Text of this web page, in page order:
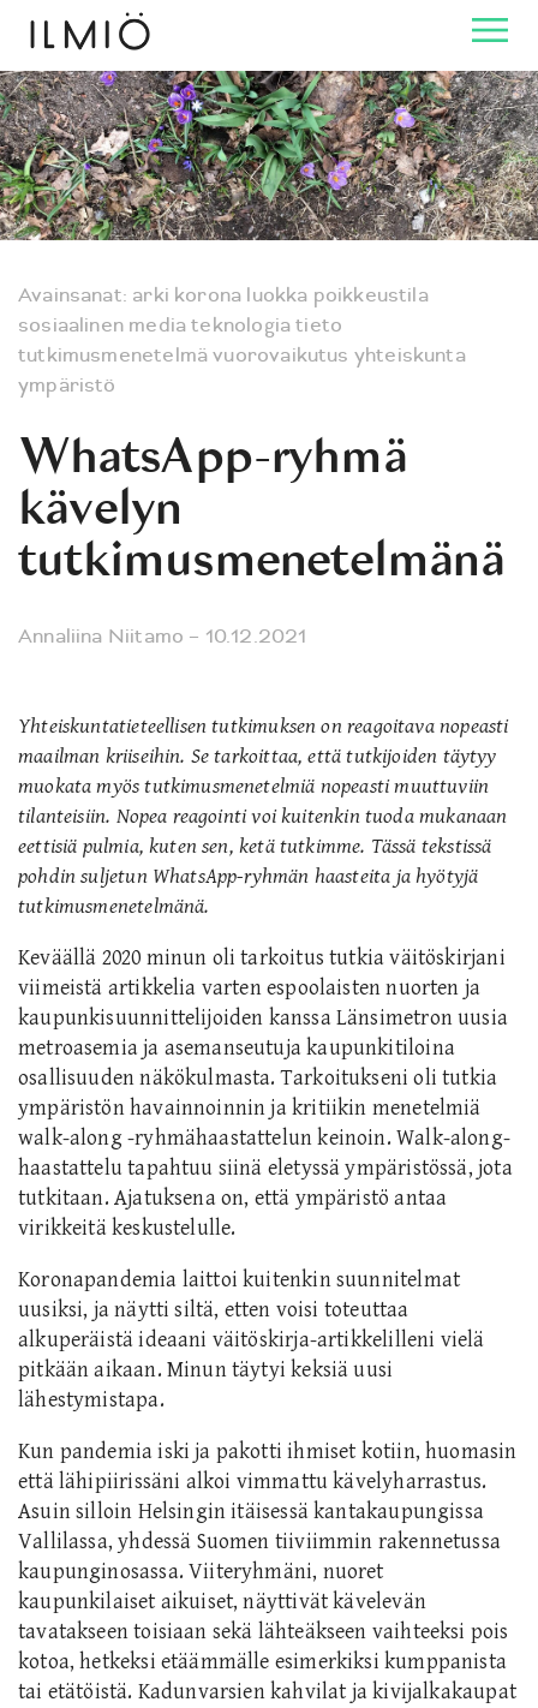
Avainsanat: arki korona luokka poikkeustila
sosiaalinen media teknologia tieto
tutkimusmenetelmä vuorovaikutus yhteiskunta
ympäristö
WhatsApp-ryhmä
kävelyn
tutkimusmenetelmänä
Annaliina Niitamo – 10.12.2021
Yhteiskuntatieteellisen tutkimuksen on reagoitava nopeasti
maailman kriiseihin. Se tarkoittaa, että tutkijoiden täytyy
muokata myös tutkimusmenetelmiä nopeasti muuttuviin
tilanteisiin. Nopea reagointi voi kuitenkin tuoda mukanaan
eettisiä pulmia, kuten sen, ketä tutkimme. Tässä tekstissä
pohdin suljetun WhatsApp-ryhmän haasteita ja hyötyjä
tutkimusmenetelmänä.
Keväällä 2020 minun oli tarkoitus tutkia väitöskirjani
viimeistä artikkelia varten espoolaisten nuorten ja
kaupunkisuunnittelijoiden kanssa Länsimetron uusia
metroasemia ja asemanseutuja kaupunkitiloina
osallisuuden näkökulmasta. Tarkoitukseni oli tutkia
ympäristön havainnoinnin ja kritiikin menetelmiä
walk-along -ryhmähaastattelun keinoin. Walk-along-
haastattelu tapahtuu siinä eletyssä ympäristössä, jota
tutkitaan. Ajatuksena on, että ympäristö antaa
virikkeitä keskustelulle.
Koronapandemia laittoi kuitenkin suunnitelmat
uusiksi, ja näytti siltä, etten voisi toteuttaa
alkuperäistä ideaani väitöskirja-artikkelilleni vielä
pitkään aikaan. Minun täytyi keksiä uusi
lähestymistapa.
Kun pandemia iski ja pakotti ihmiset kotiin, huomasin
että lähipiirissäni alkoi vimmattu kävelyharrastus.
Asuin silloin Helsingin itäisessä kantakaupungissa
Vallilassa, yhdessä Suomen tiiviimmin rakennetussa
kaupunginosassa. Viiteryhmäni, nuoret
kaupunkilaiset aikuiset, näyttivät kävelevän
tavatakseen toisiaan sekä lähteäkseen vaihteeksi pois
kotoa, hetkeksi etäämmälle esimerkiksi kumppanista
tai etätöistä. Kadunvarsien kahvilat ja kivijalkakaupat